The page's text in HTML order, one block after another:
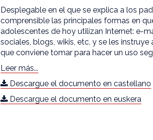
Desplegable en el que se explica a los
comprensible las principales formas en
adolescentes de hoy utilizan Internet: e-
sociales, blogs, wikis, etc, y se les
que conviene tomar para hacer un uso
Leer más...
Descargue el documento en castellano
Descargue el documento en euskera